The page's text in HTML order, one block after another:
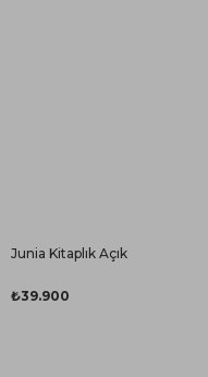
Junia Kitaplık Açık
₺39.900